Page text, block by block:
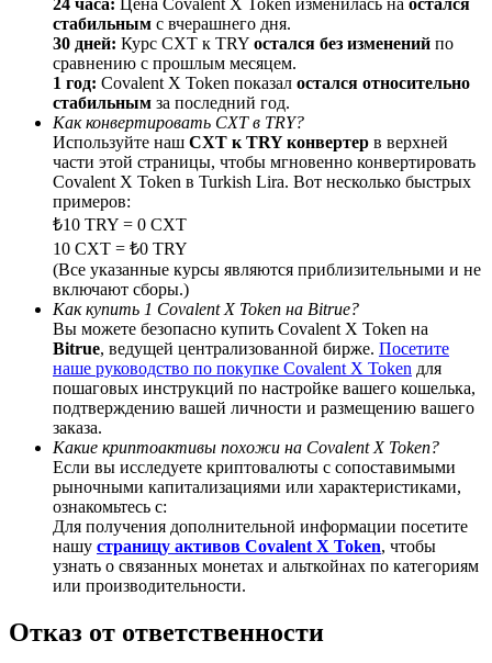
BTC Welcome Rewards
Deposit & Trade BTC to Share 25000 USDT prize pool!
Deposit CASHCAT & Win
Share 500000 CASHCAT prize pool
Exclusive for BitMart Users
Register & Trade to Win 500,000 USDT
Precious Metals Trading Carnival
Trade Gold & Silver · 33,333 USDT Bonus
USDT New User Exclusive 10% APR
стабильным с вчерашнего дня.
30 дней: Курс CXT к TRY остался без изменений по
сравнению с прошлым месяцем.
1 год: Covalent X Token показал остался относительно
стабильным за последний год.
Как конвертировать CXT в TRY?
Используйте наш CXT к TRY конвертер в верхней
части этой страницы, чтобы мгновенно конвертировать
Covalent X Token в Turkish Lira. Вот несколько быстрых
примеров:
₺10 TRY = 0 CXT
10 CXT = ₺0 TRY
(Все указанные курсы являются приблизительными и не
включают сборы.)
Как купить 1 Covalent X Token на Bitrue?
Вы можете безопасно купить Covalent X Token на
Bitrue, ведущей централизованной бирже. Посетите
наше руководство по покупке Covalent X Token для
пошаговых инструкций по настройке вашего кошелька,
подтверждению вашей личности и размещению вашего
заказа.
Какие криптоактивы похожи на Covalent X Token?
Если вы исследуете криптовалюты с сопоставимыми
рыночными капитализациями или характеристиками,
ознакомьтесь с:
Для получения дополнительной информации посетите
нашу страницу активов Covalent X Token, чтобы
узнать о связанных монетах и альткойнах по категориям
или производительности.
Отказ от ответственности